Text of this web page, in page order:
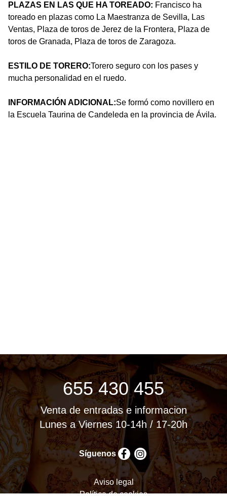
PLAZAS EN LAS QUE HA TOREADO: Francisco ha
toreado en plazas como La Maestranza de Sevilla, Las
Ventas, Plaza de toros de Jerez de la Frontera, Plaza de
toros de Granada, Plaza de toros de Zaragoza.
ESTILO DE TORERO:Torero seguro con los pases y
mucha personalidad en el ruedo.
INFORMACIÓN ADICIONAL:Se formó como novillero en
la Escuela Taurina de Candeleda en la provincia de Ávila.
655 430 455
Venta de entradas e informacion
Lunes a Viernes 10-14h / 17-20h
Síguenos
Aviso legal